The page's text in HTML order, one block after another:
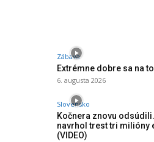
Zábava
Extrémne dobre sa na
6. augusta 2026
Slovensko
Kočnera znovu
navrhol trest tri milióny
(VIDEO)